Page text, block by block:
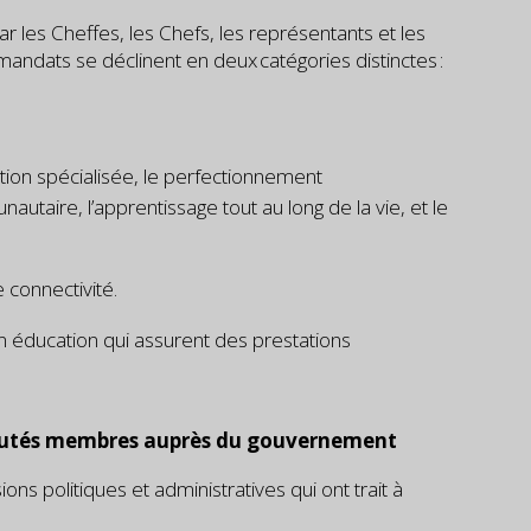
les Cheffes, les Chefs, les représentants et les
se déclinent en deux catégories distinctes :
spécialisée, le perfectionnement
l’apprentissage tout au long de la vie, et le
qui assurent des prestations
membres auprès du gouvernement
politiques et administratives qui ont trait à